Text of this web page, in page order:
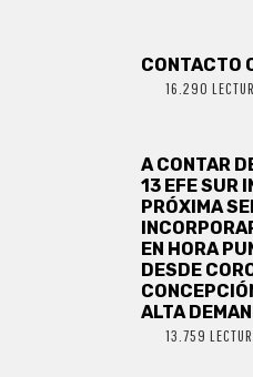
CONTACTO
16.290
A CONTAR
13 EFE SUR
PRÓXIMA
EN HORA
DESDE
ALTA
13.759